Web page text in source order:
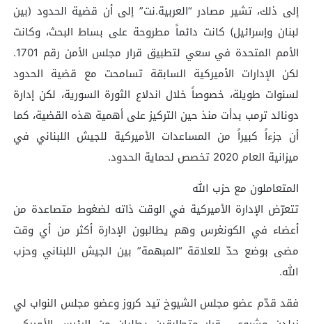
إلى ذلك، تشير مصادر “العربية.نت” إلى أن قضية الحدود (بين
لبنان وإسرائيل) كانت دائماً مطروحة على بساط البحث، وكانت
الأمم المتحدة في سعي لتطبيق قرار مجلس الأمن رقم 1701.
لكن الإدارات الأميركية السابقة تسامحت مع قضية الحدود
لسنوات طويلة، خصوصاً خلال اندلاع الثورة السورية، لكن إدارة
دونالد ترمب بدأت منذ حين التركيز على أهمية هذه القضية، كما
أن جزءاً كبيراً من المساعدات الأميركية للجيش اللبناني في
ميزانية العام 2020 تخصص لحماية الحدود.
المتعاملون مع حزب الله
تتعرّض الإدارة الأميركية في الوقت ذاته لضغوط متصاعدة من
أعضاء في الكونغرس وهم يطالبون الإدارة أكثر من أي وقت
مضى بوضع حدّ للعلاقة “المبهمة” بين الجيش اللبناني وحزب
الله.
فقد قدّم عضو مجلس الشيوخ تيد كروز وعضو مجلس النواب لي